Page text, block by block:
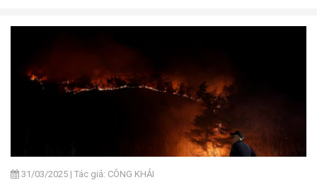
31/03/2025 | Tác giả: CÔNG KHẢI